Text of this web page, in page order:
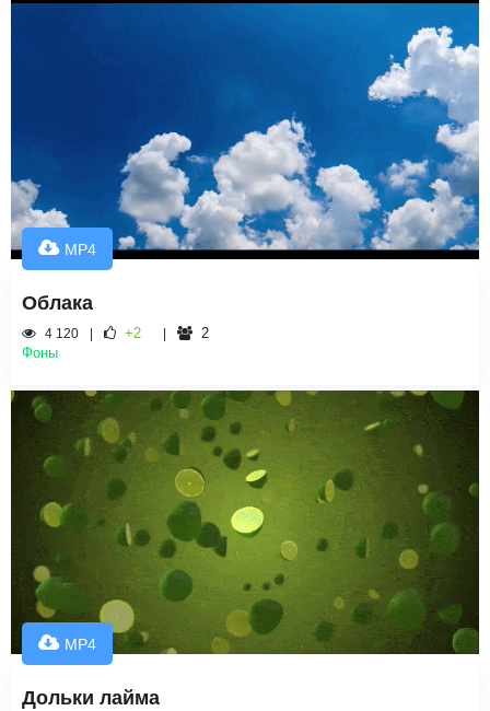
MP4
Облака
4 120 +2
2
Фоны
MP4
Дольки лайма